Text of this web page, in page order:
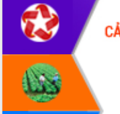
UBND tỉnh họp báo định kỳ tháng 4
năm 2026
Hội thảo khoa học “Giải pháp thúc đẩy
phát triển nền kinh tế xanh tại tỉnh
Đắk Lắk”
Tăng cường giám sát, đôn đốc thực
hiện nhiệm vụ quản lý tài sản công
hàng tuần